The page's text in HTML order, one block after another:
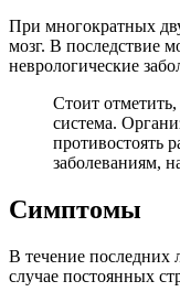
При многократных
мозг. В последствие
неврологические
Стоит
система.
противостоять
заболеваниям,
Симптомы
В течение последних
случае постоянных